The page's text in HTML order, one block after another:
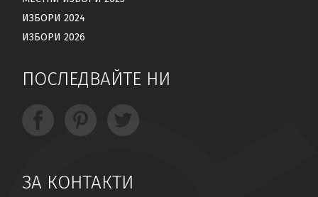
ИЗБОРИ 2024
ИЗБОРИ 2026
ПОСЛЕДВАЙТЕ НИ
ЗА КОНТАКТИ